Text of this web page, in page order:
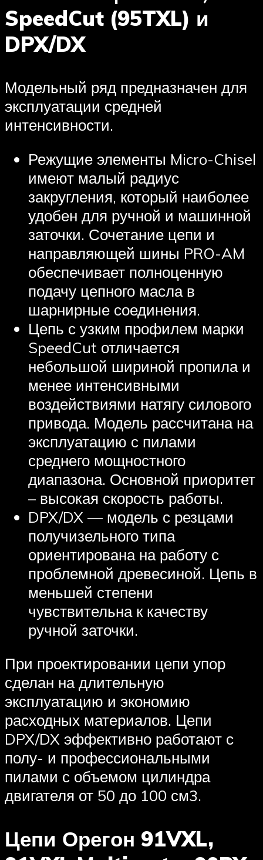
SpeedCut (95TXL) и
DPX/DX
Модельный ряд предназначен для
эксплуатации средней
интенсивности.
Режущие элементы Micro-Chisel
имеют малый радиус
закругления, который наиболее
удобен для ручной и машинной
заточки. Сочетание цепи и
направляющей шины PRO-AM
обеспечивает полноценную
подачу цепного масла в
шарнирные соединения.
Цепь с узким профилем марки
SpeedCut отличается
небольшой шириной пропила и
менее интенсивными
воздействиями натягу силового
привода. Модель рассчитана на
эксплуатацию с пилами
среднего мощностного
диапазона. Основной приоритет
– высокая скорость работы.
DPX/DX — модель с резцами
получизельного типа
ориентирована на работу с
проблемной древесиной. Цепь в
меньшей степени
чувствительна к качеству
ручной заточки.
При проектировании цепи упор
сделан на длительную
эксплуатацию и экономию
расходных материалов. Цепи
DPX/DX эффективно работают с
полу- и профессиональными
пилами с объемом цилиндра
двигателя от 50 до 100 см3.
Цепи Орегон 91VXL,